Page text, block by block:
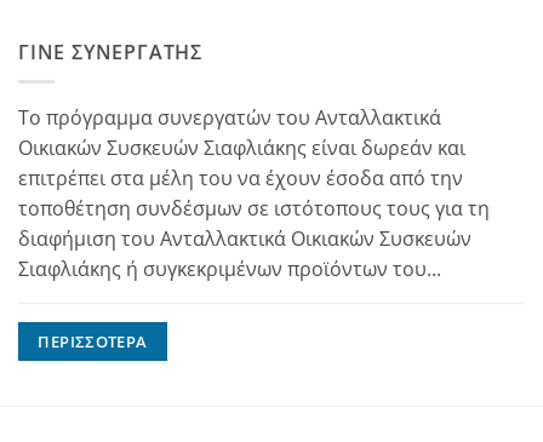
ΓΊΝΕ ΣΥΝΕΡΓΆΤΗΣ
Το πρόγραμμα συνεργατών του Ανταλλακτικά
Οικιακών Συσκευών Σιαφλιάκης είναι δωρεάν και
επιτρέπει στα μέλη του να έχουν έσοδα από την
τοποθέτηση συνδέσμων σε ιστότοπους τους για τη
διαφήμιση του Ανταλλακτικά Οικιακών Συσκευών
Σιαφλιάκης ή συγκεκριμένων προϊόντων του...
ΠΕΡΙΣΣΌΤΕΡΑ